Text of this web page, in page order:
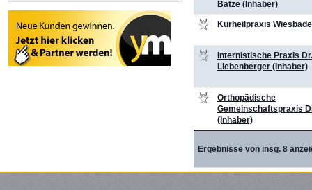
Ergebnisse von insg. 8
Batze (Inhaber)
Kurheilpraxis
Internistische Praxis Dr.
Liebenberger (Inhaber)
Orthopädische
Gemeinschaftspraxis
(Inhaber)